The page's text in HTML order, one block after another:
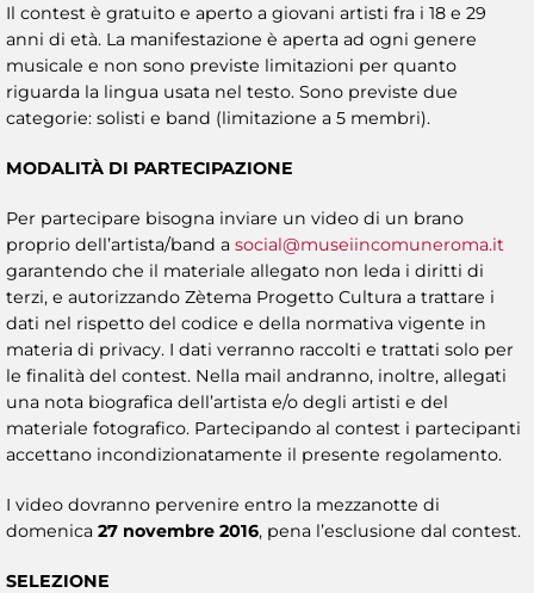
Il contest è gratuito e aperto a giovani artisti fra i 18 e 29
anni di età. La manifestazione è aperta ad ogni genere
musicale e non sono previste limitazioni per quanto
riguarda la lingua usata nel testo. Sono previste due
categorie: solisti e band (limitazione a 5 membri).
MODALITÀ DI PARTECIPAZIONE
Per partecipare bisogna inviare un video di un brano
proprio dell’artista/band a social@museiincomuneroma.it
garantendo che il materiale allegato non leda i diritti di
terzi, e autorizzando Zètema Progetto Cultura a trattare i
dati nel rispetto del codice e della normativa vigente in
materia di privacy. I dati verranno raccolti e trattati solo per
le finalità del contest. Nella mail andranno, inoltre, allegati
una nota biografica dell’artista e/o degli artisti e del
materiale fotografico. Partecipando al contest i partecipanti
accettano incondizionatamente il presente regolamento.
I video dovranno pervenire entro la mezzanotte di
domenica 27 novembre 2016, pena l’esclusione dal contest.
SELEZIONE